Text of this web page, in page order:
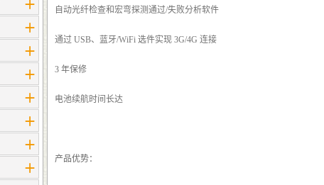
自动光纤检查和宏弯探测通过/失败分析软件
通过 USB、蓝牙/WiFi 选件实现 3G/4G 连接
3 年保修
电池续航时间长达
产品优势：